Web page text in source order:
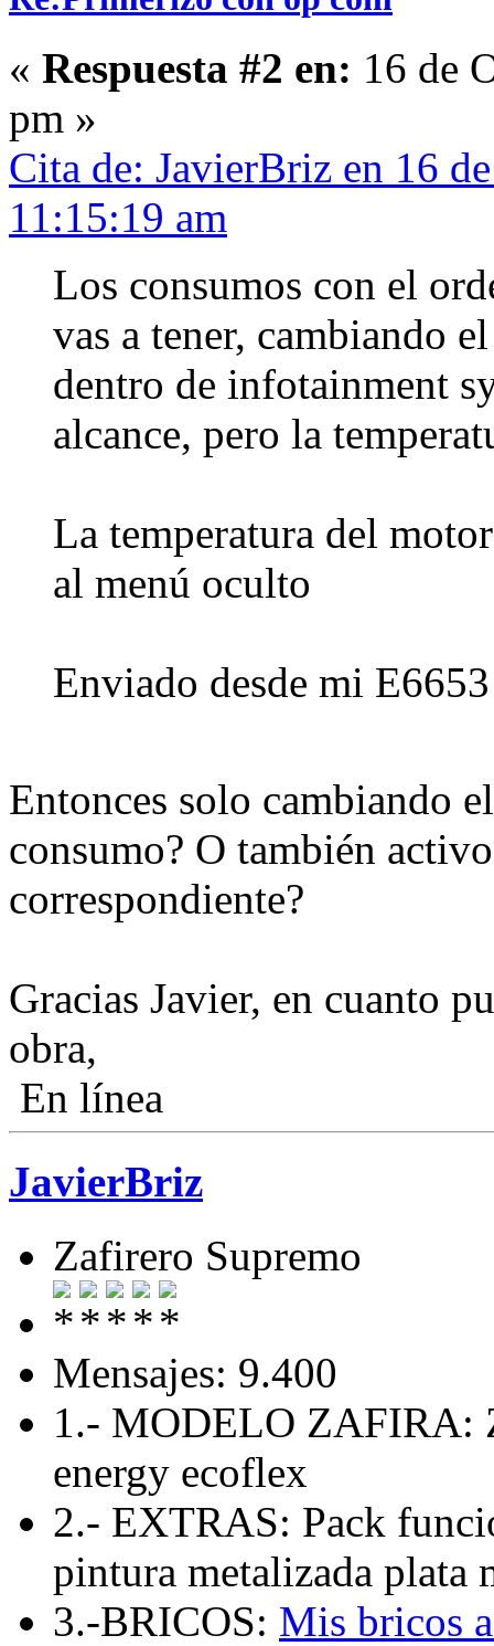
« Respuesta #2 en: 16 de
pm »
Cita de: JavierBriz en 16
11:15:19 am
Los consumos con el
vas a tener, cambiando
dentro de infotainment
alcance, pero la
La temperatura del
al menú oculto
Enviado desde mi
Entonces solo cambiando
consumo? O también
correspondiente?
Gracias Javier, en cuanto
obra,
En línea
JavierBriz
Zafirero Supremo
Mensajes: 9.400
1.- MODELO ZAFIRA:
energy ecoflex
2.- EXTRAS: Pack
pintura metalizada plata
3.-BRICOS: Mis bricos